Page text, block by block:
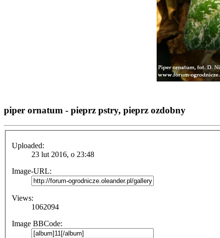
piper ornatum - pieprz pstry, pieprz ozdobny
Uploaded:
23 lut 2016, o 23:48
Image-URL:
Views:
1062094
Image BBCode: